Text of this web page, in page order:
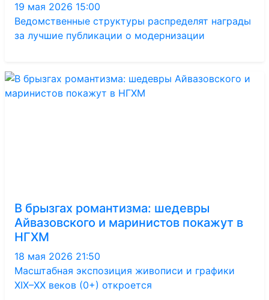
19 мая 2026 15:00
Ведомственные структуры распределят награды
за лучшие публикации о модернизации
В брызгах романтизма: шедевры
Айвазовского и маринистов покажут в
НГХМ
18 мая 2026 21:50
Масштабная экспозиция живописи и графики
XIX–XX веков (0+) откроется